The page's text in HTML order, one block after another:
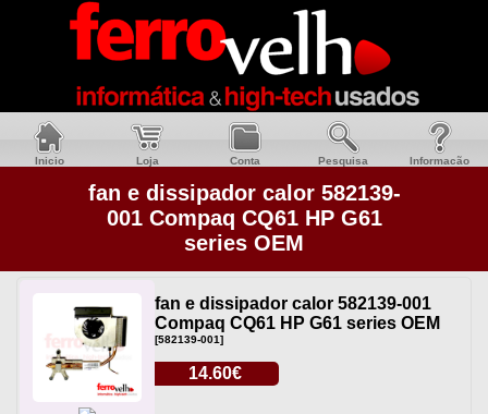
Inicio Loja Conta Pesquisa Informacão
fan e dissipador calor 582139-
001 Compaq CQ61 HP G61
series OEM
fan e dissipador calor 582139-001
Compaq CQ61 HP G61 series OEM
[582139-001]
14.60€